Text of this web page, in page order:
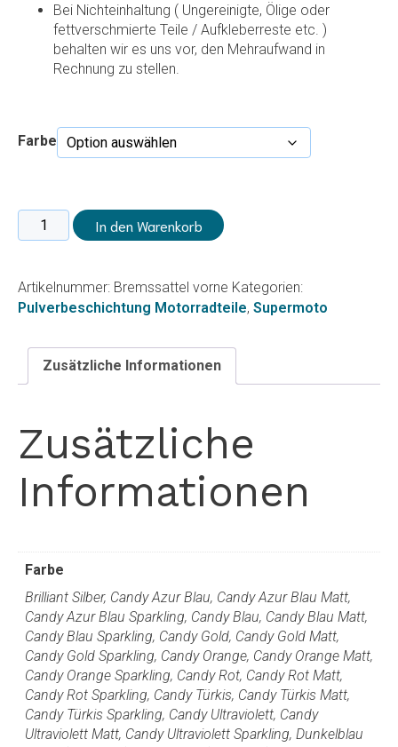
Bei Nichteinhaltung ( Ungereinigte, Ölige oder
fettverschmierte Teile / Aufkleberreste etc. )
behalten wir es uns vor, den Mehraufwand in
Rechnung zu stellen.
Farbe
Bremssattel
vorne
In den Warenkorb
Artikelnummer: Bremssattel vorne Kategorien:
Pulverbeschichtung Motorradteile, Supermoto
Zusätzliche Informationen
Zusätzliche
Informationen
Farbe
Brilliant Silber, Candy Azur Blau, Candy Azur Blau Matt,
Candy Azur Blau Sparkling, Candy Blau, Candy Blau Matt,
Candy Blau Sparkling, Candy Gold, Candy Gold Matt,
Candy Gold Sparkling, Candy Orange, Candy Orange Matt,
Candy Orange Sparkling, Candy Rot, Candy Rot Matt,
Candy Rot Sparkling, Candy Türkis, Candy Türkis Matt,
Candy Türkis Sparkling, Candy Ultraviolett, Candy
Ultraviolett Matt, Candy Ultraviolett Sparkling, Dunkelblau